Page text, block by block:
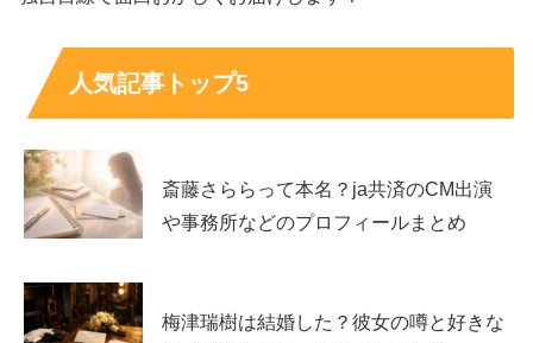
科を選んだと考えると、非常に納得のいく選択です。
スポンサーリンク
人気記事トップ5
斎藤さららって本名？ja共済のCM出演
や事務所などのプロフィールまとめ
梅津瑞樹は結婚した？彼女の噂と好きな